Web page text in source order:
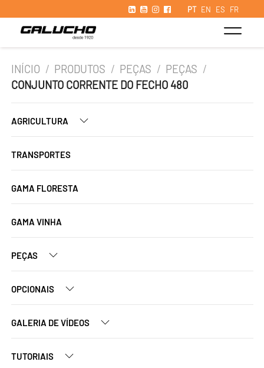
PT EN ES FR
INÍCIO / PRODUTOS / PEÇAS / PEÇAS /
CONJUNTO CORRENTE DO FECHO 480
AGRICULTURA
TRANSPORTES
GAMA FLORESTA
GAMA VINHA
PEÇAS
OPCIONAIS
GALERIA DE VÍDEOS
TUTORIAIS